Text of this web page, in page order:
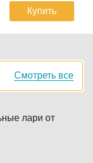
Купить
Смотреть все
лари от